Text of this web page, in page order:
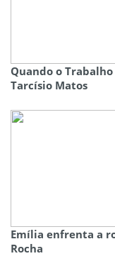
Quando o Trabalho
Tarcísio Matos
Emília enfrenta a
Rocha